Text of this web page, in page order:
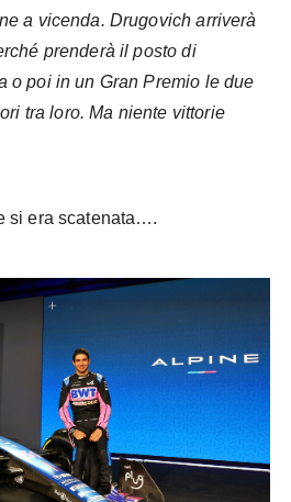
a vicenda. Drugovich arriverà
prenderà il posto di
o poi in un Gran Premio le due
tra loro. Ma niente vittorie
si era scatenata….